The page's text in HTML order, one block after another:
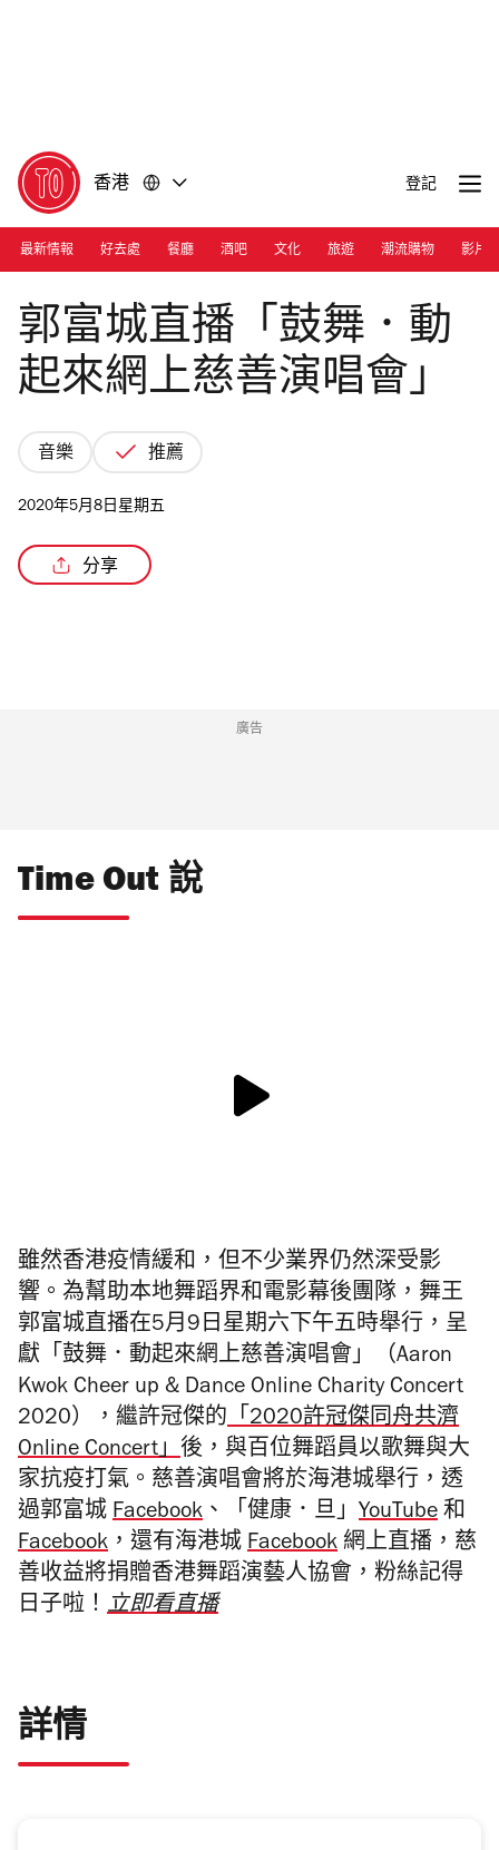
香港 登記
最新情報 好去處 餐廳 酒吧 文化 旅遊 潮流購物 影片
Facebook/aaronkwokfushing
郭富城直播「鼓舞．動
起來網上慈善演唱會」
音樂 推薦
2020年5月8日星期五
分享
廣告
Time Out 說
雖然香港疫情緩和，但不少業界仍然深受影
響。為幫助本地舞蹈界和電影幕後團隊，舞王
郭富城直播在5月9日星期六下午五時舉行，呈
獻「鼓舞．動起來網上慈善演唱會」（Aaron
Kwok Cheer up & Dance Online Charity Concert
2020），繼許冠傑的「2020許冠傑同舟共濟
Online Concert」後，與百位舞蹈員以歌舞與大
家抗疫打氣。慈善演唱會將於海港城舉行，透
過郭富城 Facebook 、「健康．旦」 YouTube 和
Facebook ，還有海港城 Facebook 網上直播，慈
善收益將捐贈香港舞蹈演藝人協會，粉絲記得
日子啦！ 立即看直播
詳情